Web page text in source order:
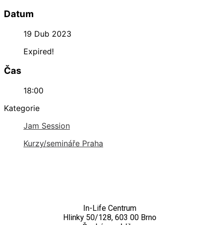
Datum
19 Dub 2023
Expired!
Čas
18:00
Kategorie
Jam Session
Kurzy/semináře Praha
In-Life Centrum
Hlinky 50/128, 603 00 Brno